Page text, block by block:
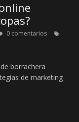
0 comentarios
borrachera
de marketing